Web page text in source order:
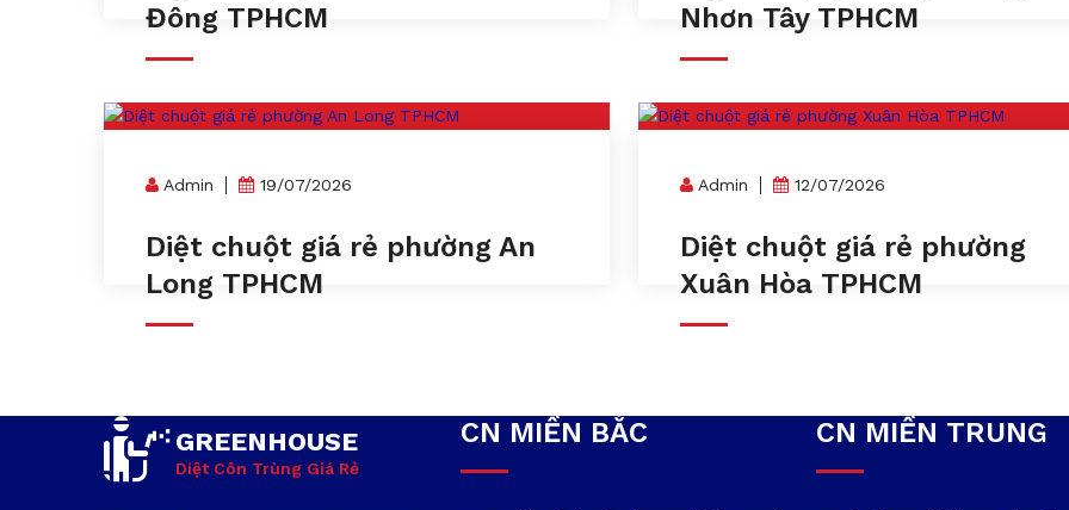
Đông TPHCM
Nhơn Tây TPHCM
Admin 19/07/2026
Diệt chuột giá rẻ phường An
Long TPHCM
Admin 12/07/2026
Diệt chuột giá rẻ phường
Xuân Hòa TPHCM
GREENHOUSE
Diệt Côn Trùng Giá Rẻ
CN MIỀN BẮC CN MIỀN TRUNG